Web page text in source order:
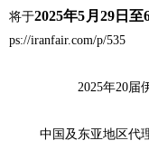
将于2025年5月29日至
ps://iranfair.com/p/535
2025年20届
中国及东亚地区代